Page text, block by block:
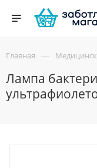
Главная —
Лампа